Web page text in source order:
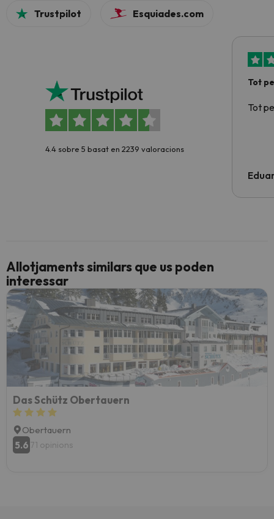
Trustpilot Esquiades.com
4.4 sobre 5 basat en 2239 valoracions
Tot
Tot
Allotjaments similars que us poden
interessar
Das Schütz Obertauern
Obertauern
5.6 71 opinions